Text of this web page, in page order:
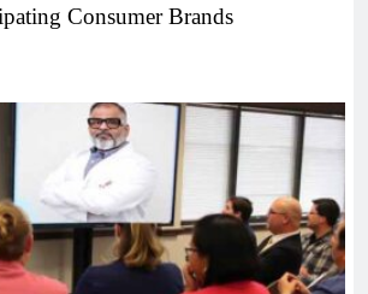
Consumer Brands